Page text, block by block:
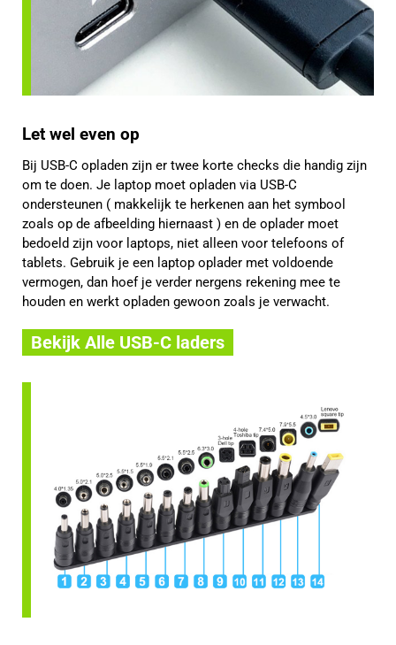
Let wel even op
Bij USB-C opladen zijn er twee korte checks die handig zijn
om te doen. Je laptop moet opladen via USB-C
ondersteunen ( makkelijk te herkenen aan het symbool
zoals op de afbeelding hiernaast ) en de oplader moet
bedoeld zijn voor laptops, niet alleen voor telefoons of
tablets. Gebruik je een laptop oplader met voldoende
vermogen, dan hoef je verder nergens rekening mee te
houden en werkt opladen gewoon zoals je verwacht.
Bekijk Alle USB-C laders